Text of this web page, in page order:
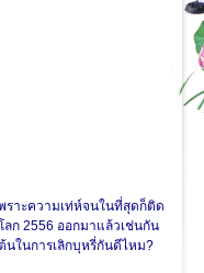
าะความเท่ห์จนในที่สุดก็ติด
ก 2556 ออกมาแล้วเช่นกัน
นในการเลิกบุหรี่กันดีไหม?